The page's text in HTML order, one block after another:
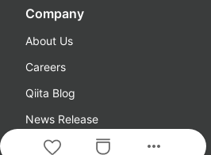
more_horiz
Company
About Us
Careers
Qiita Blog
News Release